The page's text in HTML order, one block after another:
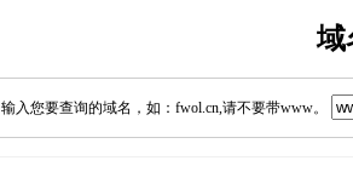
域
输入您要查询的域名，如：fwol.cn,请不要带www。